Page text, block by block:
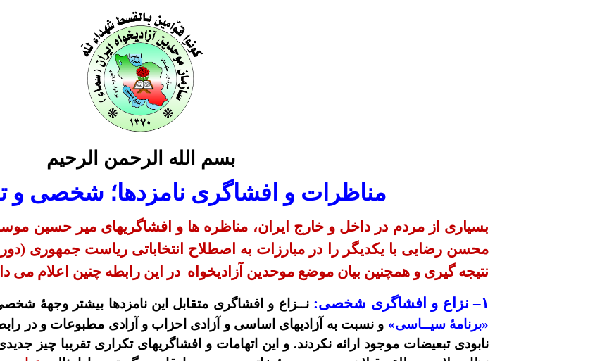
بسم الله الرحمن الرحیم
مناظرات و افشاگری نامزدها؛ شخصی و
بسیاری از مردم در داخل و خارج ایران، مناظره ها و افشاگریهای میر حسین
محسن رضایی با یکدیگر را در مبارزات به اصطلاح انتخاباتی ریاست جمهوری
نتیجه گیری و همچنین بیان موضع موحدین آزادیخواه در این رابطه چنین اعلام می
۱– نزاع و افشاگری شخصی: نــزاع و افشاگری متقابل این نامزدها بیشتر وجهۀ
«برنامۀ سیــاسی» و نسبت به آزادیهای اساسی و آزادی احزاب و آزادی مطبوعات و در
نابودی تبعیضات موجود ارائه نکردند. و این اتهامات و افشاگریهای تکراری تقریبا چیز